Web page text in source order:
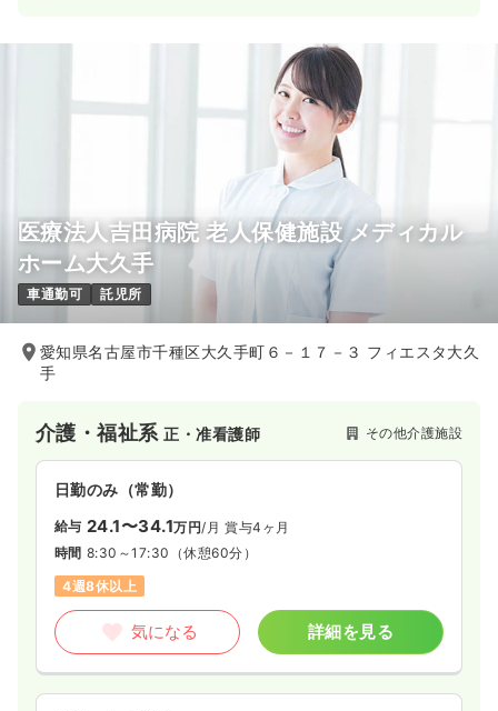
医療法人吉田病院 老人保健施設 メディカル
ホーム大久手
車通勤可 託児所
愛知県名古屋市千種区大久手町６－１７－３ フィエスタ大久
手
介護・福祉系正・准看護師 その他介護施設
日勤のみ（常勤）
給与 24.1〜34.1万円/月 賞与4ヶ月
時間 8:30～17:30 （休憩60分）
4週8休以上
気になる 詳細を見る